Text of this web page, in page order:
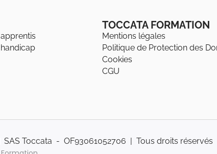
TOCCATA FORMATION
Mentions légales
Politique de Protection des
Cookies
CGU
Toccata - OF93061052706 | Tous droits réservés